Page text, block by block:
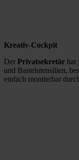
Kreativ-Cockpit
Der Privatsekretär hat
und Bastelutensilien,
einfach montierbar